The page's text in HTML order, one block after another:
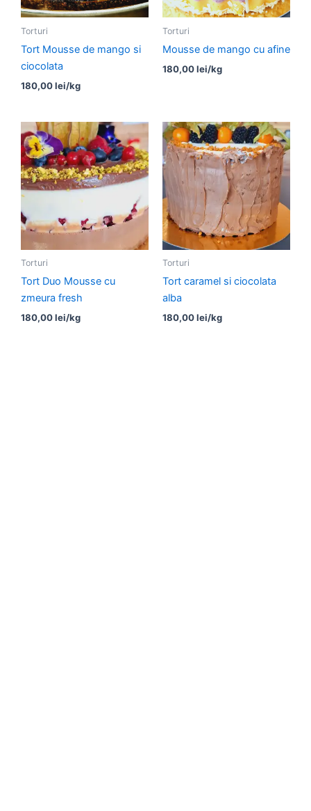
Torturi
Tort Mousse de mango si
ciocolata
180,00lei/kg
Torturi
Mousse de mango cu afine
180,00lei/kg
Torturi
Tort Duo Mousse cu
zmeura fresh
180,00lei/kg
Torturi
Tort caramel si ciocolata
alba
180,00lei/kg